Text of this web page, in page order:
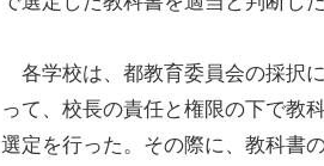
各学校は、都教育委員会の採択
って、校長の責任と権限の下で教
選定を行った。その際に、教科書